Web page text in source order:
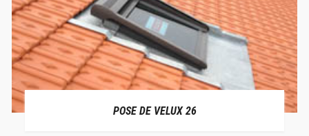
POSE DE VELUX 26